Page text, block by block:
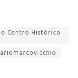
Centro Histórico